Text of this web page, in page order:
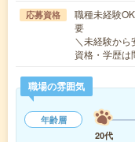
応募資格
職種未経験
要
＼未経験から
資格・学歴
職場の雰囲気
年齢層
20代